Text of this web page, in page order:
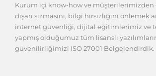
Kurum içi know-how ve müşterilerimizden
dışarı sızmasını, bilgi hırsızlığını önlemek
internet güvenliği, dijital eğitimlerimiz ve
yapmış olduğumuz tüm lisanslı
güvenilirliğimizi ISO 27001 Belgelendirdik.